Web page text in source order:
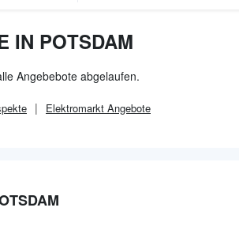
IN POTSDAM
Angebebote abgelaufen.
Elektromarkt Angebote